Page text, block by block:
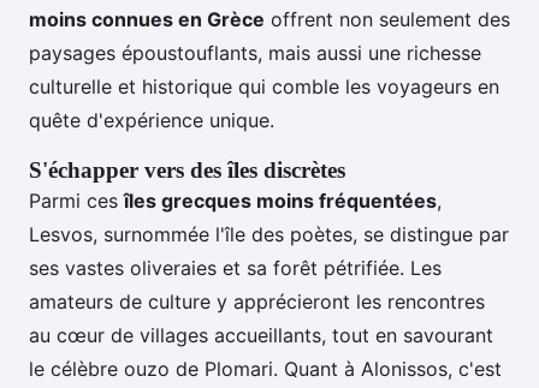
moins connues en Grèce offrent non seulement des
paysages époustouflants, mais aussi une richesse
culturelle et historique qui comble les voyageurs en
quête d'expérience unique.
S'échapper vers des îles discrètes
Parmi cesîles grecques moins fréquentées,
Lesvos, surnommée l'île des poètes, se distingue par
ses vastes oliveraies et sa forêt pétrifiée. Les
amateurs de culture y apprécieront les rencontres
au cœur de villages accueillants, tout en savourant
le célèbre ouzo de Plomari. Quant à Alonissos, c'est